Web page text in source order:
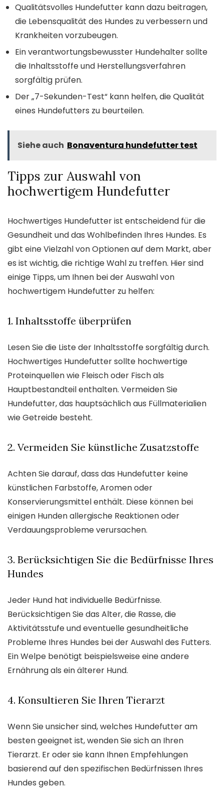
Qualitätsvolles Hundefutter kann dazu beitragen,
die Lebensqualität des Hundes zu verbessern und
Krankheiten vorzubeugen.
Ein verantwortungsbewusster Hundehalter sollte
die Inhaltsstoffe und Herstellungsverfahren
sorgfältig prüfen.
Der „7-Sekunden-Test“ kann helfen, die Qualität
eines Hundefutters zu beurteilen.
Siehe auch Bonaventura hundefutter test
Tipps zur Auswahl von
hochwertigem Hundefutter
Hochwertiges Hundefutter ist entscheidend für die
Gesundheit und das Wohlbefinden Ihres Hundes. Es
gibt eine Vielzahl von Optionen auf dem Markt, aber
es ist wichtig, die richtige Wahl zu treffen. Hier sind
einige Tipps, um Ihnen bei der Auswahl von
hochwertigem Hundefutter zu helfen:
1. Inhaltsstoffe überprüfen
Lesen Sie die Liste der Inhaltsstoffe sorgfältig durch.
Hochwertiges Hundefutter sollte hochwertige
Proteinquellen wie Fleisch oder Fisch als
Hauptbestandteil enthalten. Vermeiden Sie
Hundefutter, das hauptsächlich aus Füllmaterialien
wie Getreide besteht.
2. Vermeiden Sie künstliche Zusatzstoffe
Achten Sie darauf, dass das Hundefutter keine
künstlichen Farbstoffe, Aromen oder
Konservierungsmittel enthält. Diese können bei
einigen Hunden allergische Reaktionen oder
Verdauungsprobleme verursachen.
3. Berücksichtigen Sie die Bedürfnisse Ihres
Hundes
Jeder Hund hat individuelle Bedürfnisse.
Berücksichtigen Sie das Alter, die Rasse, die
Aktivitätsstufe und eventuelle gesundheitliche
Probleme Ihres Hundes bei der Auswahl des Futters.
Ein Welpe benötigt beispielsweise eine andere
Ernährung als ein älterer Hund.
4. Konsultieren Sie Ihren Tierarzt
Wenn Sie unsicher sind, welches Hundefutter am
besten geeignet ist, wenden Sie sich an Ihren
Tierarzt. Er oder sie kann Ihnen Empfehlungen
basierend auf den spezifischen Bedürfnissen Ihres
Hundes geben.